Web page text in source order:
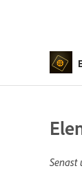
Senast